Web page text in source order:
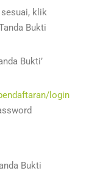
klik
Bukti
Bukti’
login
Bukti